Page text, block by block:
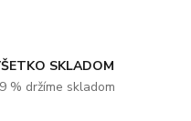
SKLADOM
% držíme skladom